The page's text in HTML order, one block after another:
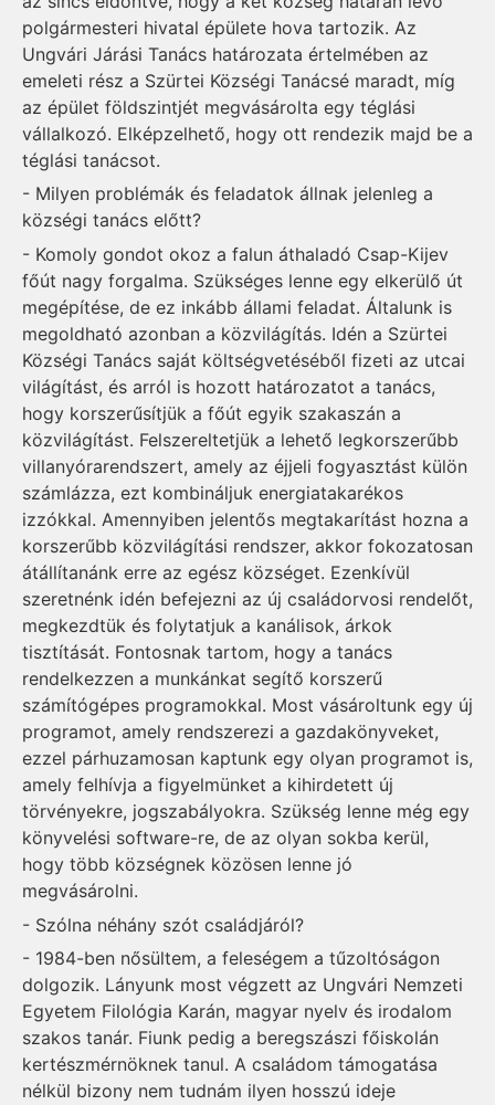
polgármesteri hivatal épülete hova tartozik. Az
Ungvári Járási Tanács határozata értelmében az
emeleti rész a Szürtei Községi Tanácsé maradt, míg
az épület földszintjét megvásárolta egy téglási
vállalkozó. Elképzelhető, hogy ott rendezik majd be a
téglási tanácsot.
- Milyen problémák és feladatok állnak jelenleg a
községi tanács előtt?
- Komoly gondot okoz a falun áthaladó Csap-Kijev
főút nagy forgalma. Szükséges lenne egy elkerülő út
megépítése, de ez inkább állami feladat. Általunk is
megoldható azonban a közvilágítás. Idén a Szürtei
Községi Tanács saját költségvetéséből fizeti az utcai
világítást, és arról is hozott határozatot a tanács,
hogy korszerűsítjük a főút egyik szakaszán a
közvilágítást. Felszereltetjük a lehető legkorszerűbb
villanyórarendszert, amely az éjjeli fogyasztást külön
számlázza, ezt kombináljuk energiatakarékos
izzókkal. Amennyiben jelentős megtakarítást hozna a
korszerűbb közvilágítási rendszer, akkor fokozatosan
átállítanánk erre az egész községet. Ezenkívül
szeretnénk idén befejezni az új családorvosi rendelőt,
megkezdtük és folytatjuk a kanálisok, árkok
tisztítását. Fontosnak tartom, hogy a tanács
rendelkezzen a munkánkat segítő korszerű
számítógépes programokkal. Most vásároltunk egy új
programot, amely rendszerezi a gazdakönyveket,
ezzel párhuzamosan kaptunk egy olyan programot is,
amely felhívja a figyelmünket a kihirdetett új
törvényekre, jogszabályokra. Szükség lenne még egy
könyvelési software-re, de az olyan sokba kerül,
hogy több községnek közösen lenne jó
megvásárolni.
- Szólna néhány szót családjáról?
- 1984-ben nősültem, a feleségem a tűzoltóságon
dolgozik. Lányunk most végzett az Ungvári Nemzeti
Egyetem Filológia Karán, magyar nyelv és irodalom
szakos tanár. Fiunk pedig a beregszászi főiskolán
kertészmérnöknek tanul. A családom támogatása
nélkül bizony nem tudnám ilyen hosszú ideje